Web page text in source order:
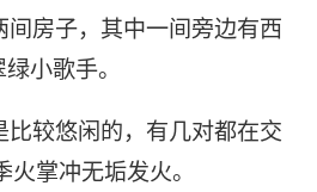
间房子，其中一间旁边有西
小歌手。
较悠闲的，有几对都在交
掌冲无垢发火。